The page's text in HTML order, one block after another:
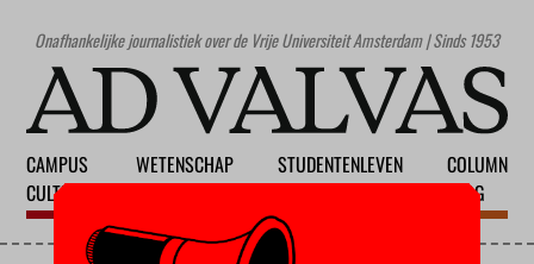
Onafhankelijke journalistiek over de Vrije Universiteit Amsterdam | Sinds 1953
CAMPUS
CULTUUR
WETENSCHAP
STUDENTENLEVEN
COLUMN
BLOG